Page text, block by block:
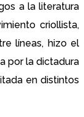
a la literatura
criollista,
líneas, hizo el
por la dictadura
en distintos